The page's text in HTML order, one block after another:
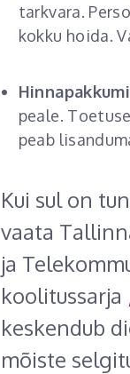
tarkvara.
kokku hoida.
peale.
peab
Kui sul on
vaata
ja
koolitussarja
keskendub
mõiste